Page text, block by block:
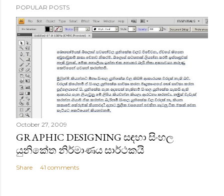
POPULAR POSTS
October 27, 2009
GRAPHIC DESIGNING සඳහා සිංහල
යුනිකේත නිර්මාණය සාර්ථකයි
Share 41 comments